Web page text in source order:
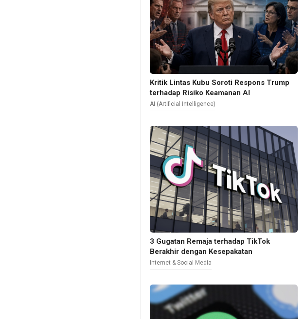
Kritik Lintas Kubu Soroti Respons Trump
terhadap Risiko Keamanan AI
AI (Artificial Intelligence)
3 Gugatan Remaja terhadap TikTok
Berakhir dengan Kesepakatan
Internet & Social Media